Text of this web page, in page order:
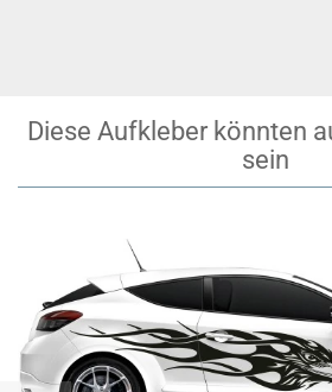
Diese Aufkleber könnten
sein